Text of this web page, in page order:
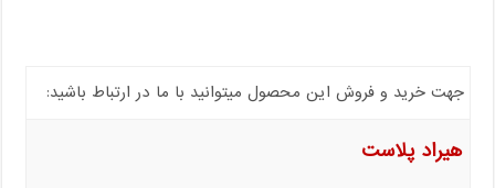
جهت خرید و فروش این محصول میتوانید با ما در ارتباط باشید:
هیراد پلاست